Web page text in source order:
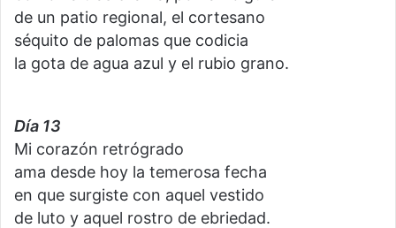
de un patio regional, el cortesano
séquito de palomas que codicia
la gota de agua azul y el rubio grano.
Día 13
Mi corazón retrógrado
ama desde hoy la temerosa fecha
en que surgiste con aquel vestido
de luto y aquel rostro de ebriedad.